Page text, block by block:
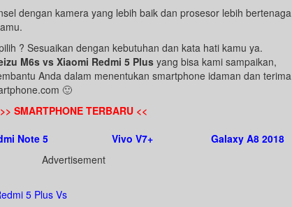
dengan kamera yang lebih baik dan prosesor lebih bertenaga
? Sesuaikan dengan kebutuhan dan kata hati kamu ya.
M6s vs Xiaomi Redmi 5 Plus yang bisa kami sampaikan,
Anda dalam menentukan smartphone idaman dan terima
🙂
>> SMARTPHONE TERBARU <<
Note 5 Vivo V7+
Galaxy A8 2018
Advertisement
5 Plus Vs